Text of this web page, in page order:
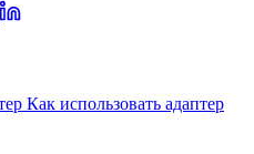
Как использовать адаптер